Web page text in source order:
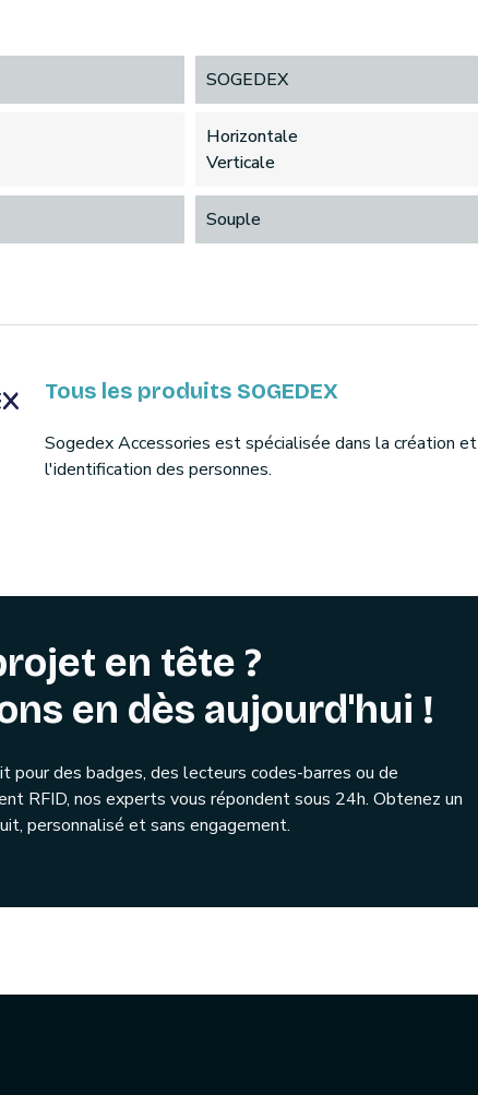
SOGEDEX
Horizontale
Verticale
Souple
Tous les produits SOGEDEX
Sogedex Accessories est spécialisée dans la création et
l'identification des personnes.
en tête ?
en dès aujourd'hui !
pour des badges, des lecteurs codes-barres ou de
RFID, nos experts vous répondent sous 24h. Obtenez un
personnalisé et sans engagement.